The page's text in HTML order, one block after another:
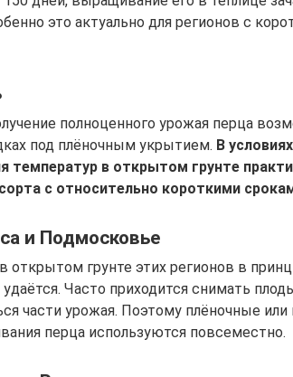
это актуально для регионов с
полноценного урожая перца
под плёночным укрытием. В
температур в открытом грунте
с относительно короткими
и Подмосковье
открытом грунте этих регионов в
Часто приходится снимать
части урожая. Поэтому плёночные
перца используются повсеместно.